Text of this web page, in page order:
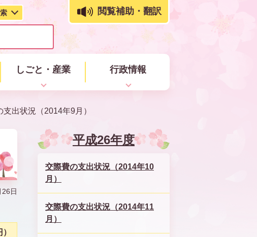
閲覧補助・翻訳
しごと・産業 行政情報
支出状況（2014年9月）
日
平成26年度
交際費の支出状況（2014年10
月）
交際費の支出状況（2014年11
月）